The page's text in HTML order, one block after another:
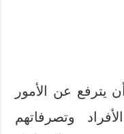
عن الأمور
وتصرفاتهم